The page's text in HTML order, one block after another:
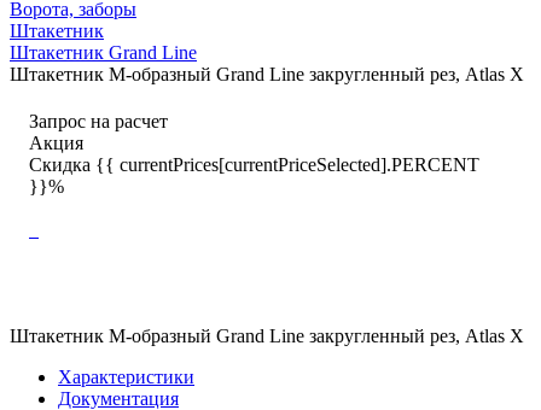
Ворота, заборы
Штакетник
Штакетник Grand Line
Штакетник М-образный Grand Line закругленный рез, Atlas X
Запрос на расчет
Акция
Скидка {{ currentPrices[currentPriceSelected].PERCENT
}}%
Штакетник М-образный Grand Line закругленный рез, Atlas X
Характеристики
Документация